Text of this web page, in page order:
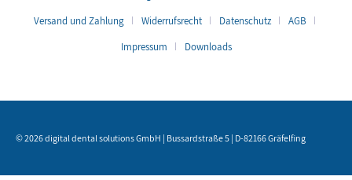
Versand und Zahlung
Widerrufsrecht Datenschutz
AGB
Impressum
Downloads
© 2026 digital dental solutions GmbH | Bussardstraße 5 | D-82166 Gräfelfing